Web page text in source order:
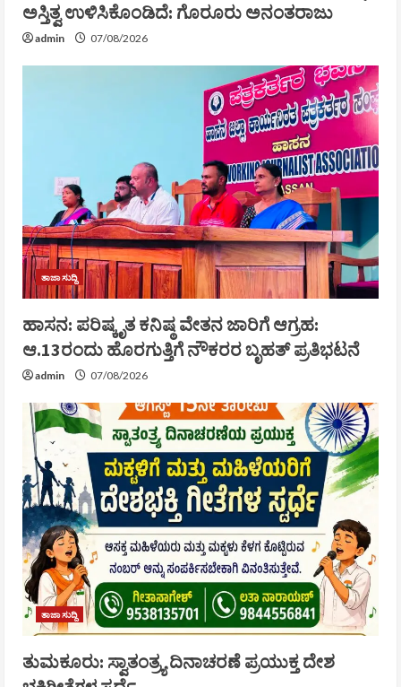
ಅಸ್ತಿತ್ವ ಉಳಿಸಿಕೊಂಡಿದೆ: ಗೊರೂರು ಅನಂತರಾಜು
admin 07/08/2026
ತಾಜಾ ಸುದ್ದಿ
ಹಾಸನ: ಪರಿಷ್ಕೃತ ಕನಿಷ್ಠ ವೇತನ ಜಾರಿಗೆ ಆಗ್ರಹ:
ಆ.13ರಂದು ಹೊರಗುತ್ತಿಗೆ ನೌಕರರ ಬೃಹತ್ ಪ್ರತಿಭಟನೆ
admin 07/08/2026
ತಾಜಾ ಸುದ್ದಿ
ತುಮಕೂರು: ಸ್ವಾತಂತ್ರ್ಯ ದಿನಾಚರಣೆ ಪ್ರಯುಕ್ತ ದೇಶ